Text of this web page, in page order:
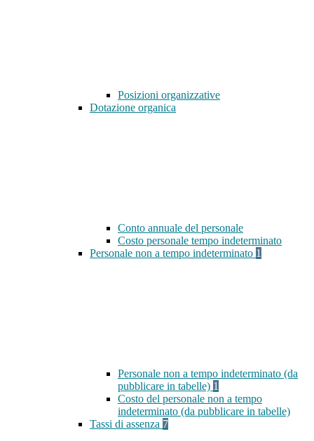
Posizioni organizzative
Dotazione organica
Conto annuale del personale
Costo personale tempo indeterminato
Personale non a tempo indeterminato 1
Personale non a tempo indeterminato (da
pubblicare in tabelle) 1
Costo del personale non a tempo
indeterminato (da pubblicare in tabelle)
Tassi di assenza 7